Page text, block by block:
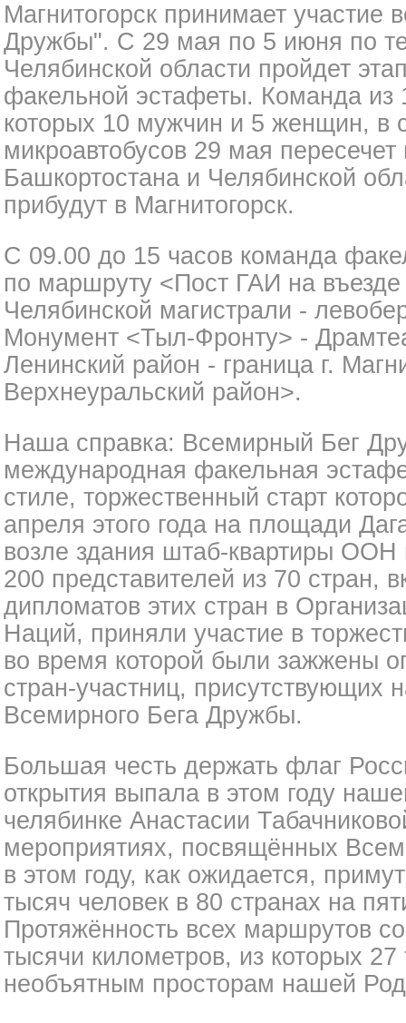
Магнитогорск принимает участие
Дружбы". С 29 мая по 5 июня по
Челябинской области пройдет
факельной эстафеты. Команда из
которых 10 мужчин и 5 женщин, в
микроавтобусов 29 мая пересечет
Башкортостана и Челябинской
прибудут в Магнитогорск.
С 09.00 до 15 часов команда
по маршруту <Пост ГАИ на въезде
Челябинской магистрали -
Монумент <Тыл-Фронту> -
Ленинский район - граница г.
Верхнеуральский район>.
Наша справка: Всемирный Бег
международная факельная
стиле, торжественный старт
апреля этого года на площади
возле здания штаб-квартиры
200 представителей из 70 стран,
дипломатов этих стран в
Наций, приняли участие в
во время которой были зажжены
стран-участниц, присутствующих
Всемирного Бега Дружбы.
Большая честь держать флаг
открытия выпала в этом году
челябинке Анастасии
мероприятиях, посвящённых
в этом году, как ожидается,
тысяч человек в 80 странах на
Протяжённость всех маршрутов
тысячи километров, из которых
необъятным просторам нашей